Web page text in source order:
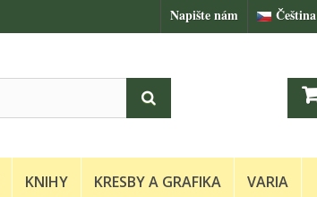
Čeština
Napište nám
KNIHY KRESBY A GRAFIKA VARIA